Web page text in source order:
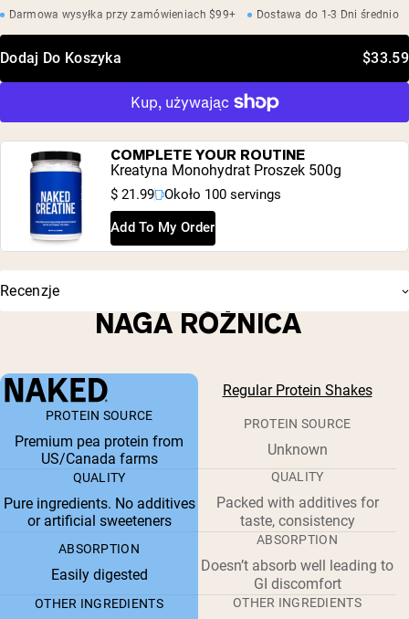
Darmowa wysyłka przy zamówieniach $99+ Dostawa do 1-3 Dni średnio
Dodaj Do Koszyka $33.59
COMPLETE YOUR ROUTINE
Kreatyna Monohydrat Proszek 500g
$ 21.99 Około 100 servings
Add To My Order
Recenzje
NAGA RÓŻNICA
Regular Protein Shakes
PROTEIN SOURCE
Premium pea protein from
US/Canada farms
PROTEIN SOURCE
Unknown
QUALITY
Pure ingredients. No additives
or artificial sweeteners
QUALITY
Packed with additives for
taste, consistency
ABSORPTION
Easily digested
ABSORPTION
Doesn’t absorb well leading to
GI discomfort
OTHER INGREDIENTS OTHER INGREDIENTS